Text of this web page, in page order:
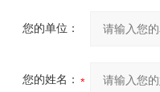
您的单位：
您的姓名：